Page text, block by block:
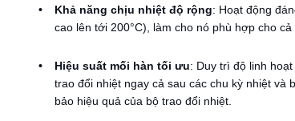
Khả năng chịu nhiệt độ rộng: Hoạt động
cao lên tới 200°C), làm cho nó phù hợp cho
Hiệu suất mối hàn tối ưu: Duy trì độ linh
trao đổi nhiệt ngay cả sau các chu kỳ nhiệt và
bảo hiệu quả của bộ trao đổi nhiệt.